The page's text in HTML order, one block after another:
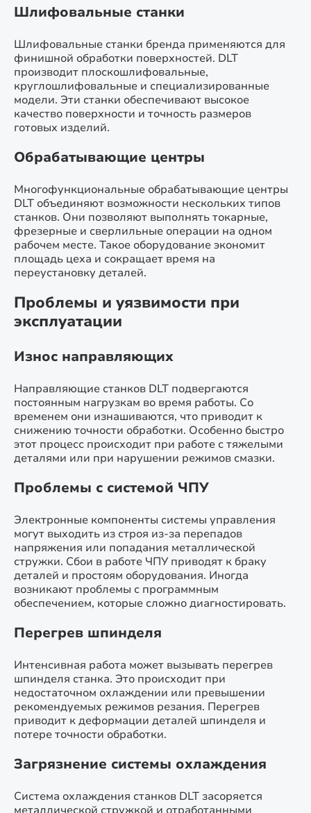
Шлифовальные станки
Шлифовальные станки бренда применяются для
финишной обработки поверхностей. DLT
производит плоскошлифовальные,
круглошлифовальные и специализированные
модели. Эти станки обеспечивают высокое
качество поверхности и точность размеров
готовых изделий.
Обрабатывающие центры
Многофункциональные обрабатывающие центры
DLT объединяют возможности нескольких типов
станков. Они позволяют выполнять токарные,
фрезерные и сверлильные операции на одном
рабочем месте. Такое оборудование экономит
площадь цеха и сокращает время на
переустановку деталей.
Проблемы и уязвимости при
эксплуатации
Износ направляющих
Направляющие станков DLT подвергаются
постоянным нагрузкам во время работы. Со
временем они изнашиваются, что приводит к
снижению точности обработки. Особенно быстро
этот процесс происходит при работе с тяжелыми
деталями или при нарушении режимов смазки.
Проблемы с системой ЧПУ
Электронные компоненты системы управления
могут выходить из строя из-за перепадов
напряжения или попадания металлической
стружки. Сбои в работе ЧПУ приводят к браку
деталей и простоям оборудования. Иногда
возникают проблемы с программным
обеспечением, которые сложно диагностировать.
Перегрев шпинделя
Интенсивная работа может вызывать перегрев
шпинделя станка. Это происходит при
недостаточном охлаждении или превышении
рекомендуемых режимов резания. Перегрев
приводит к деформации деталей шпинделя и
потере точности обработки.
Загрязнение системы охлаждения
Система охлаждения станков DLT засоряется